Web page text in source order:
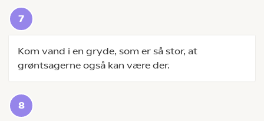
Kom vand i en gryde, som er så stor, at
grøntsagerne også kan være der.